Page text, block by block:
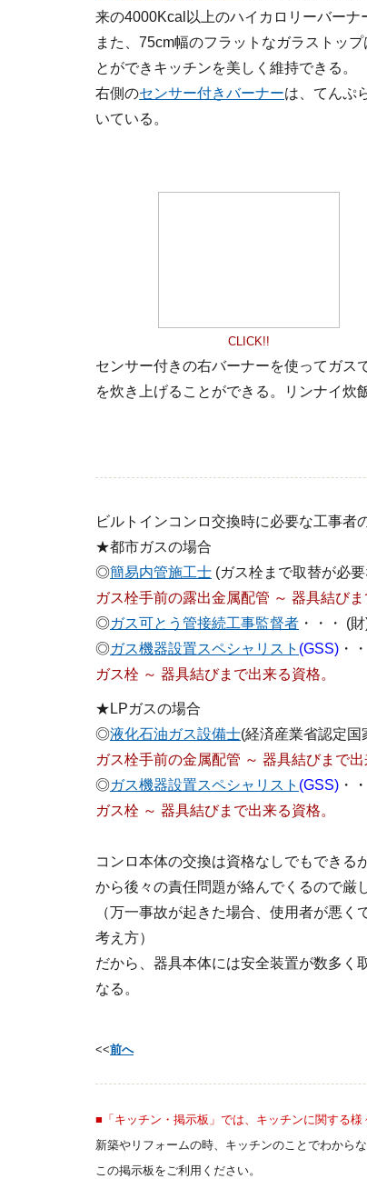
来の4000Kcal以上のハイカロリーバーナ
また、75cm幅のフラットなガラストッ
とができキッチンを美しく維持できる。
右側のセンサー付きバーナーは、てんぷ
いている。
CLICK!!
センサー付きの右バーナーを使ってガス
を炊き上げることができる。リンナイ
ビルトインコンロ交換時に必要な工事者
★都市ガスの場合
◎簡易内管施工士 (ガス栓まで取替が必
ガス栓手前の露出金属配管 ～ 器具結びま
◎ガス可とう管接続工事監督者 ・・・ (
◎ガス機器設置スペシャリスト (GSS) ・
ガス栓 ～ 器具結びまで出来る資格。
★LPガスの場合
◎液化石油ガス設備士(経済産業省認定国
ガス栓手前の金属配管 ～ 器具結びまで出
◎ガス機器設置スペシャリスト (GSS) ・
ガス栓 ～ 器具結びまで出来る資格。
コンロ本体の交換は資格なしでもできる
から後々の責任問題が絡んでくるので厳
（万一事故が起きた場合、使用者が悪
考え方）
だから、器具本体には安全装置が数多く
なる。
<<前へ
■「キッチン・掲示板」では、キッチンに関する様
新築やリフォームの時、キッチンのことでわからな
この掲示板をご利用ください。